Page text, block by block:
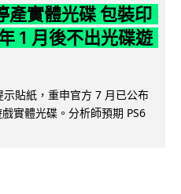
實體光碟 包裝印
1 月後不出光碟遊
貼紙，重申官方 7 月已公布
實體光碟。分析師預期 PS6